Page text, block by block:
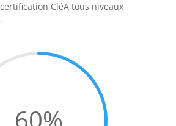
CléA tous niveaux